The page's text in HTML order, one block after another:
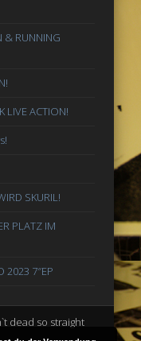
& RUNNING
LIVE ACTION!
SKURIL!
PLATZ IM
2023 7″EP
dead so straight